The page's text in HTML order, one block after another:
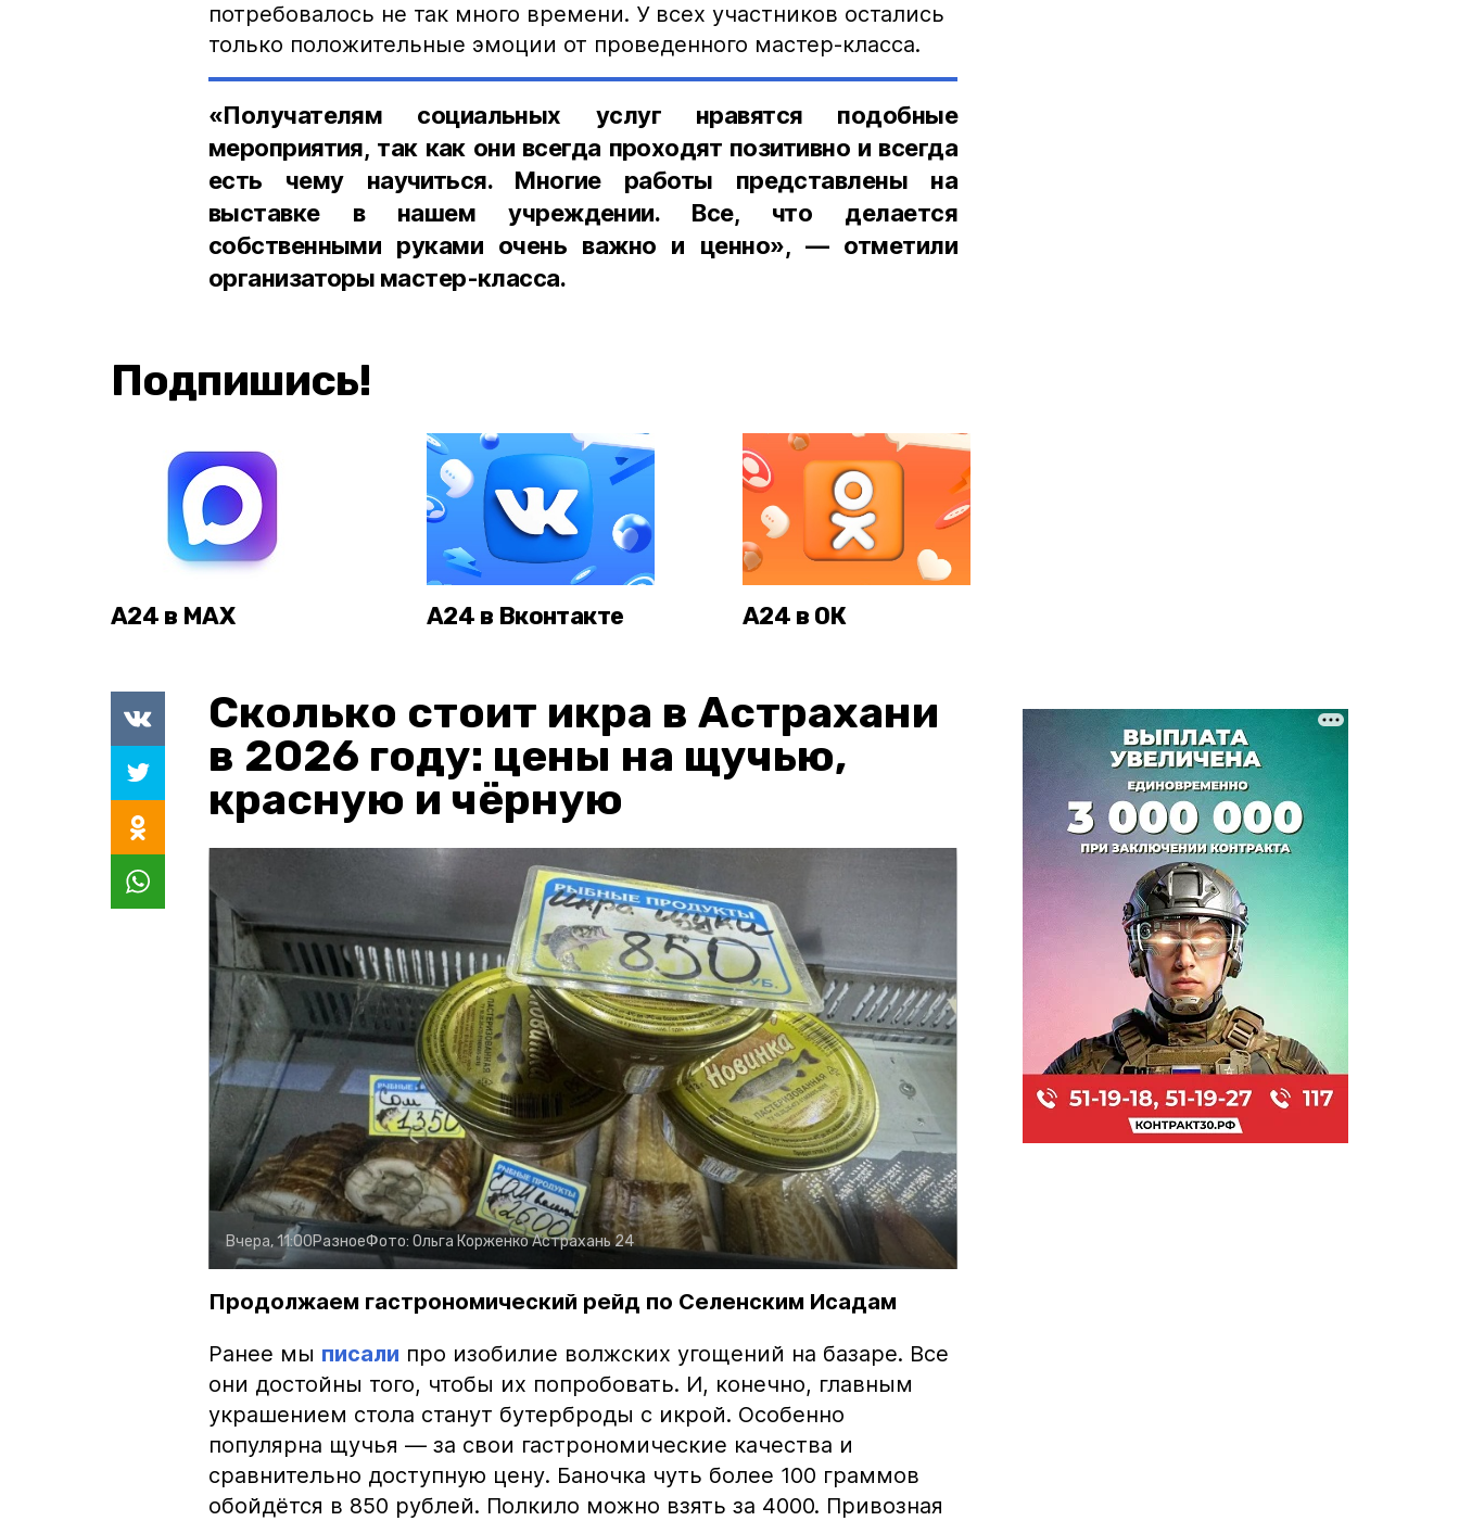
потребовалось не так много времени. У всех участников остались
только положительные эмоции от проведенного мастер-класса.
«Получателям социальных услуг нравятся подобные
мероприятия, так как они всегда проходят позитивно и всегда
есть чему научиться. Многие работы представлены на
выставке в нашем учреждении. Все, что делается
собственными руками очень важно и ценно», — отметили
организаторы мастер-класса.
Подпишись!
А24 в MAX А24 в Вконтакте А24 в ОК
Сколько стоит икра в Астрахани
в 2026 году: цены на щучью,
красную и чёрную
Вчера, 11:00РазноеФото: Ольга КорженкоАстрахань 24
Продолжаем гастрономический рейд по Селенским Исадам
Ранее мы писали про изобилие волжских угощений на базаре. Все
они достойны того, чтобы их попробовать. И, конечно, главным
украшением стола станут бутерброды с икрой. Особенно
популярна щучья — за свои гастрономические качества и
сравнительно доступную цену. Баночка чуть более 100 граммов
обойдётся в 850 рублей. Полкило можно взять за 4000. Привозная